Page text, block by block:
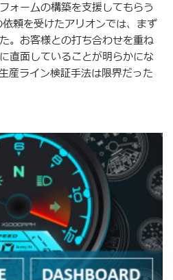
ォームの構築を支援してもらう
頼を受けたアリオンでは、まず
。お客様との打ち合わせを重ね
直面していることが明らかにな
産ライン検証手法は限界だった